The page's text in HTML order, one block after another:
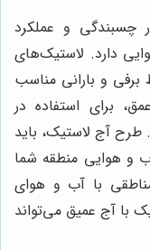
و عملکرد
دارد. لاستیک‌های
برفی و بارانی مناسب
برای استفاده در
آج لاستیک، باید
و هوایی منطقه شما
با آب و هوای
با آج عمیق می‌تواند